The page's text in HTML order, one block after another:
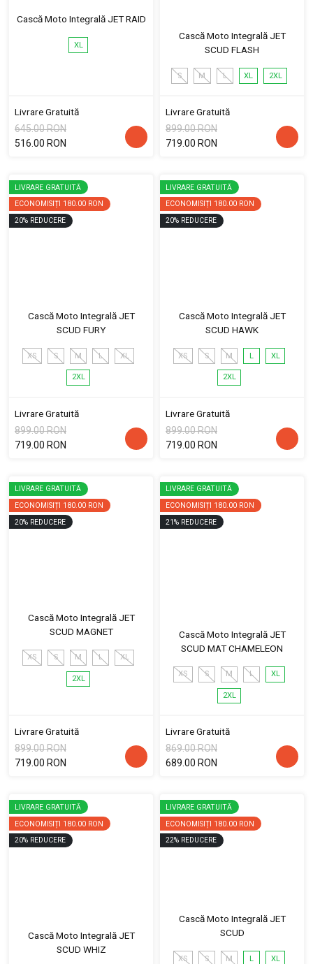
Cască Moto Integrală JET RAID
XL
Livrare Gratuită
645.00 RON
516.00 RON
Cască Moto Integrală JET
SCUD FLASH
S M L XL 2XL
Livrare Gratuită
899.00 RON
719.00 RON
LIVRARE GRATUITĂ
ECONOMISIȚI 180.00 RON
20% REDUCERE
Cască Moto Integrală JET
SCUD FURY
XS S M L XL
2XL
Livrare Gratuită
899.00 RON
719.00 RON
LIVRARE GRATUITĂ
ECONOMISIȚI 180.00 RON
20% REDUCERE
Cască Moto Integrală JET
SCUD HAWK
XS S M L XL
2XL
Livrare Gratuită
899.00 RON
719.00 RON
LIVRARE GRATUITĂ
ECONOMISIȚI 180.00 RON
20% REDUCERE
Cască Moto Integrală JET
SCUD MAGNET
XS S M L XL
2XL
Livrare Gratuită
899.00 RON
719.00 RON
LIVRARE GRATUITĂ
ECONOMISIȚI 180.00 RON
21% REDUCERE
Cască Moto Integrală JET
SCUD MAT CHAMELEON
XS S M L XL
2XL
Livrare Gratuită
869.00 RON
689.00 RON
LIVRARE GRATUITĂ
ECONOMISIȚI 180.00 RON
20% REDUCERE
Cască Moto Integrală JET
SCUD WHIZ
LIVRARE GRATUITĂ
ECONOMISIȚI 180.00 RON
22% REDUCERE
Cască Moto Integrală JET
SCUD
XS S M L XL